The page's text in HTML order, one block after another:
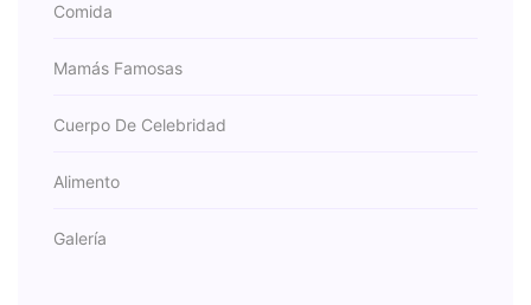
Comida
Mamás Famosas
Cuerpo De Celebridad
Alimento
Galería